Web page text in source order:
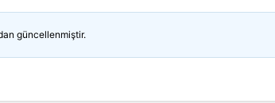
güncellenmiştir.